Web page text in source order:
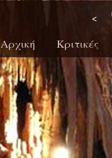
<
Αρχική Κριτικές